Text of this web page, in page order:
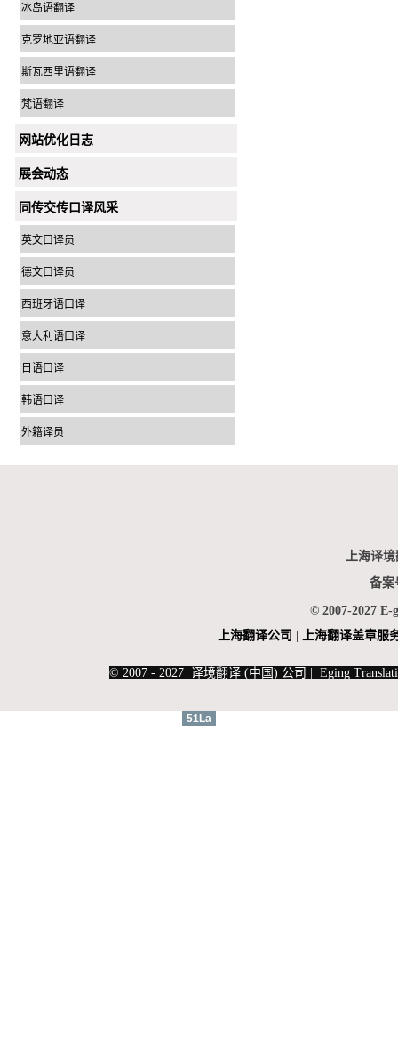
冰岛语翻译
克罗地亚语翻译
斯瓦西里语翻译
梵语翻译
网站优化日志
展会动态
同传交传口译风采
英文口译员
德文口译员
西班牙语口译
意大利语口译
日语口译
韩语口译
外籍译员
上海译
备案
© 2007-2027 E-
上海翻译公司 上海翻译盖章服
© 2007 - 2027 译境翻译 (中国) 公司 | Eging
51La